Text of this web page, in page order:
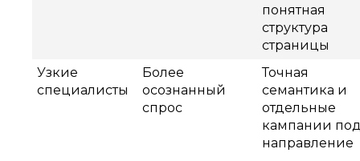
понятная
структура
страницы
Узкие
специалисты
Более
осознанный
спрос
Точная
семантика и
отдельные
кампании
направление